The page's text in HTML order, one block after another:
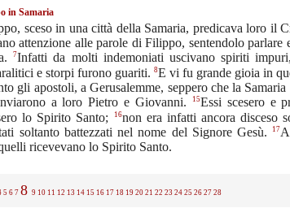
in Samaria
sceso in una città della Samaria, predicava loro il
attenzione alle parole di Filippo, sentendolo parlare
7Infatti da molti indemoniati uscivano spiriti
e storpi furono guariti. 8E vi fu grande gioia in
gli apostoli, a Gerusalemme, seppero che la
a loro Pietro e Giovanni.
15Essi scesero e
lo Spirito Santo;
16non era infatti ancora disceso
soltanto battezzati nel nome del Signore Gesù.
17
ricevevano lo Spirito Santo.
5 6 7 8 9 10 11 12 13 14 15 16 17 18 19 20 21 22 23 24 25 26 27 28